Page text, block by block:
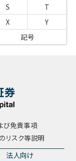
S
T
X
Y
記号
び免責事項
リスク等説明
法人向け